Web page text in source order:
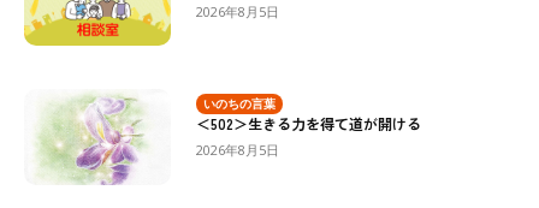
2026年8月5日
いのちの言葉
＜502＞生きる力を得て道が開ける
2026年8月5日